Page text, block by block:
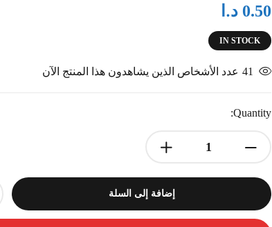
0.50 د.ا
IN STOCK
41 عدد الأشخاص الذين يشاهدون هذا المنتج الآن
Quantity:
إضافة إلى السلة